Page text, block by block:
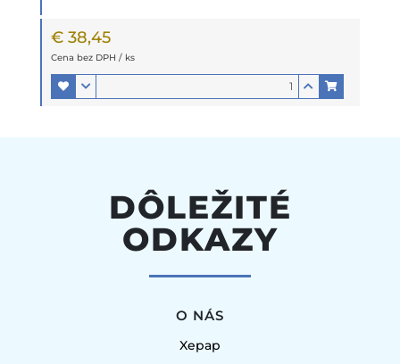
€ 38,45
Cena bez DPH / ks
DÔLEŽITÉ
ODKAZY
O NÁS
Xepap